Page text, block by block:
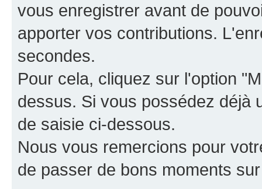
vous enregistrer avant de
apporter vos contributions.
secondes.
Pour cela, cliquez sur l'option
dessus. Si vous possédez déjà
de saisie ci-dessous.
Nous vous remercions pour
de passer de bons moments